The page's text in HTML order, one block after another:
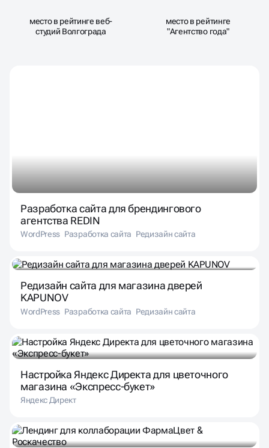
место в рейтинге веб-
студий Волгограда
место в рейтинге
"Агентство года"
Разработка сайта для брендингового
агентства REDIN
WordPress Разработка сайта Редизайн сайта
Редизайн сайта для магазина дверей
KAPUNOV
WordPress Разработка сайта Редизайн сайта
Настройка Яндекс Директа для цветочного
магазина «Экспресс-букет»
Яндекс Директ